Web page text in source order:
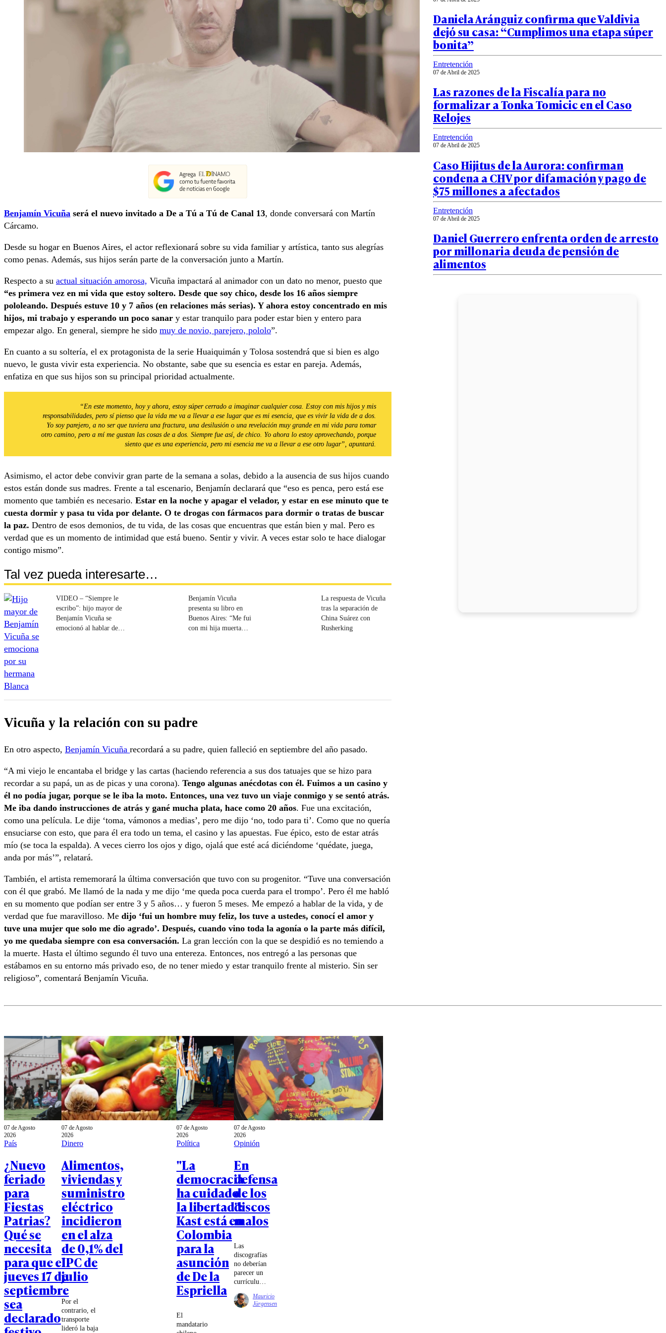
Benjamín Vicuña será el nuevo invitado a De a Tú a Tú de Canal 13, donde conversará con Martín
Cárcamo.
Desde su hogar en Buenos Aires, el actor reflexionará sobre su vida familiar y artística, tanto sus alegrías
como penas. Además, sus hijos serán parte de la conversación junto a Martín.
Respecto a su actual situación amorosa, Vicuña impactará al animador con un dato no menor, puesto que
“es primera vez en mi vida que estoy soltero. Desde que soy chico, desde los 16 años siempre
pololeando. Después estuve 10 y 7 años (en relaciones más serias). Y ahora estoy concentrado en mis
hijos, mi trabajo y esperando un poco sanar y estar tranquilo para poder estar bien y entero para
empezar algo. En general, siempre he sido muy de novio, parejero, pololo”.
En cuanto a su soltería, el ex protagonista de la serie Huaiquimán y Tolosa sostendrá que si bien es algo
nuevo, le gusta vivir esta experiencia. No obstante, sabe que su esencia es estar en pareja. Además,
enfatiza en que sus hijos son su principal prioridad actualmente.
“En este momento, hoy y ahora, estoy súper cerrado a imaginar cualquier cosa. Estoy con mis hijos y mis
responsabilidades, pero sí pienso que la vida me va a llevar a ese lugar que es mi esencia, que es vivir la vida de a dos.
Yo soy parejero, a no ser que tuviera una fractura, una desilusión o una revelación muy grande en mi vida para tomar
otro camino, pero a mí me gustan las cosas de a dos. Siempre fue así, de chico. Yo ahora lo estoy aprovechando, porque
siento que es una experiencia, pero mi esencia me va a llevar a ese otro lugar”, apuntará.
Asimismo, el actor debe convivir gran parte de la semana a solas, debido a la ausencia de sus hijos cuando
estos están donde sus madres. Frente a tal escenario, Benjamín declarará que “eso es penca, pero está ese
momento que también es necesario. Estar en la noche y apagar el velador, y estar en ese minuto que te
cuesta dormir y pasa tu vida por delante. O te drogas con fármacos para dormir o tratas de buscar
la paz. Dentro de esos demonios, de tu vida, de las cosas que encuentras que están bien y mal. Pero es
verdad que es un momento de intimidad que está bueno. Sentir y vivir. A veces estar solo te hace dialogar
contigo mismo”.
Tal vez pueda interesarte…
VIDEO – “Siempre le
escribo”: hijo mayor de
Benjamín Vicuña se
emocionó al hablar de su
Benjamín Vicuña
presenta su libro en
Buenos Aires: “Me fui
con mi hija muerta
La respuesta de Vicuña
tras la separación de
China Suárez con
Rusherking
Vicuña y la relación con su padre
En otro aspecto, Benjamín Vicuña recordará a su padre, quien falleció en septiembre del año pasado.
“A mi viejo le encantaba el bridge y las cartas (haciendo referencia a sus dos tatuajes que se hizo para
recordar a su papá, un as de picas y una corona). Tengo algunas anécdotas con él. Fuimos a un casino y
él no podía jugar, porque se le iba la moto. Entonces, una vez tuvo un viaje conmigo y se sentó atrás.
Me iba dando instrucciones de atrás y gané mucha plata, hace como 20 años. Fue una excitación,
como una película. Le dije ‘toma, vámonos a medias’, pero me dijo ‘no, todo para ti’. Como que no quería
ensuciarse con esto, que para él era todo un tema, el casino y las apuestas. Fue épico, esto de estar atrás
mío (se toca la espalda). A veces cierro los ojos y digo, ojalá que esté acá diciéndome ‘quédate, juega,
anda por más’”, relatará.
También, el artista rememorará la última conversación que tuvo con su progenitor. “Tuve una conversación
con él que grabó. Me llamó de la nada y me dijo ‘me queda poca cuerda para el trompo’. Pero él me habló
en su momento que podían ser entre 3 y 5 años… y fueron 5 meses. Me empezó a hablar de la vida, y de
verdad que fue maravilloso. Me dijo ‘fui un hombre muy feliz, los tuve a ustedes, conocí el amor y
tuve una mujer que solo me dio agrado’. Después, cuando vino toda la agonía o la parte más difícil,
yo me quedaba siempre con esa conversación. La gran lección con la que se despidió es no temiendo a
la muerte. Hasta el último segundo él tuvo una entereza. Entonces, nos entregó a las personas que
estábamos en su entorno más privado eso, de no tener miedo y estar tranquilo frente al misterio. Sin ser
religioso”, comentará Benjamín Vicuña.
Daniela Aránguiz confirma que Valdivia
dejó su casa: “Cumplimos una etapa súper
bonita”
Entretención
07 de Abril de 2025
Las razones de la Fiscalía para no
formalizar a Tonka Tomicic en el Caso
Relojes
Entretención
07 de Abril de 2025
Caso Hijitus de la Aurora: confirman
condena a CHV por difamación y pago de
$75 millones a afectados
Entretención
07 de Abril de 2025
Daniel Guerrero enfrenta orden de arresto
por millonaria deuda de pensión de
alimentos
07 de Agosto
2026
País
¿Nuevo
feriado
para
Fiestas
Patrias?
Qué se
necesita
para que el
jueves 17 de
septiembre
sea
declarado
07 de Agosto
2026
Dinero
Alimentos,
viviendas y
suministro
eléctrico
incidieron
en el alza
de 0,1% del
IPC de
julio
Por el
contrario, el
transporte
lideró la baja
07 de Agosto
2026
Política
"La
democracia
ha cuidado
la libertad":
Kast está en
Colombia
para la
asunción
de De la
Espriella
El
mandatario
07 de Agosto
2026
Opinión
En
defensa
de los
discos
malos
Las
discografías
no deberían
parecer un
currículum.
parecer una
biografía.
Mauricio
Jürgensen